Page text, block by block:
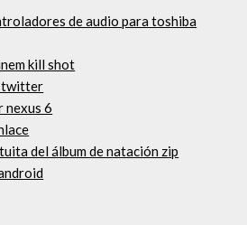
de audio para toshiba
kill shot
twitter
nexus 6
del álbum de natación zip